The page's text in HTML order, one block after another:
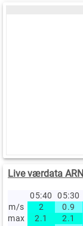
Live værdata
05:40 05:30
m/s
2 0.9
max
2.1 2.1